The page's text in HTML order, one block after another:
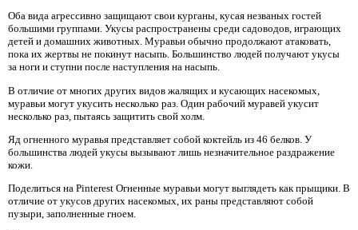
Оба вида агрессивно защищают свои курганы, кусая незваных гостей
большими группами. Укусы распространены среди садоводов, играющих
детей и домашних животных. Муравьи обычно продолжают атаковать,
пока их жертвы не покинут насыпь. Большинство людей получают укусы
за ноги и ступни после наступления на насыпь.
В отличие от многих других видов жалящих и кусающих насекомых,
муравьи могут укусить несколько раз. Один рабочий муравей укусит
несколько раз, пытаясь защитить свой холм.
Яд огненного муравья представляет собой коктейль из 46 белков. У
большинства людей укусы вызывают лишь незначительное раздражение
кожи.
Поделиться на Pinterest Огненные муравьи могут выглядеть как прыщики. В
отличие от укусов других насекомых, их раны представляют собой
пузыри, заполненные гноем.